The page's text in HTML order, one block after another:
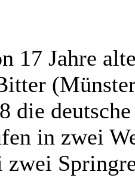
17 Jahre
die
in zwei
zwei